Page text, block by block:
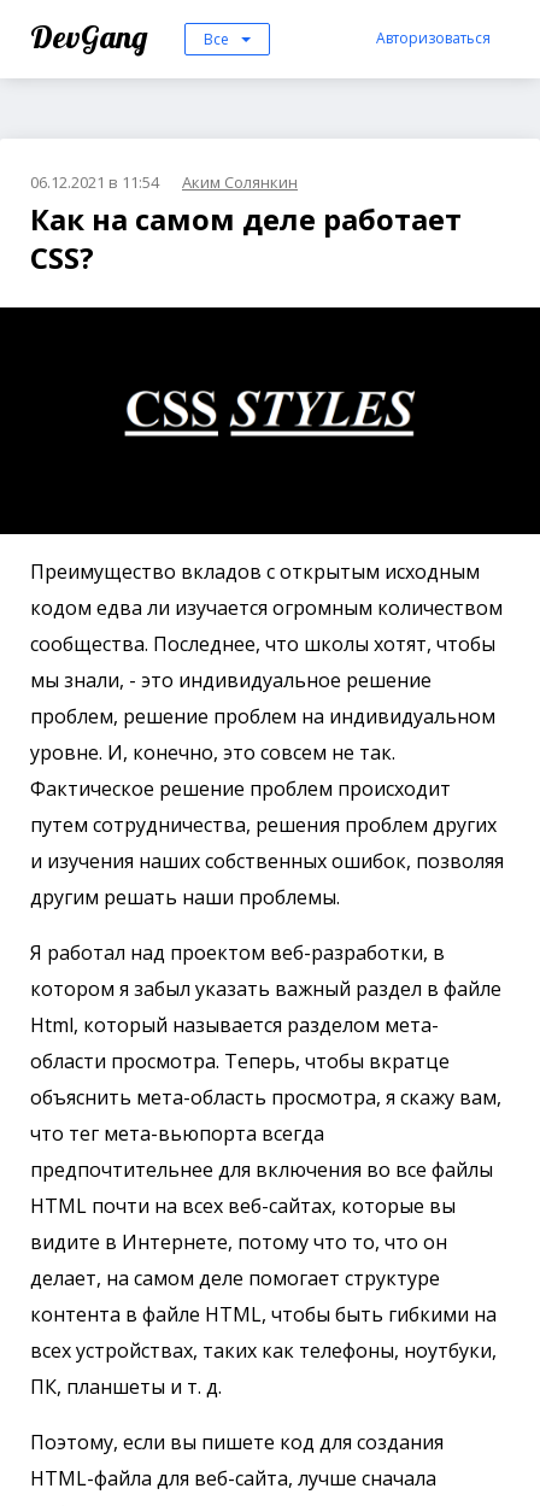
DevGang Все Авторизоваться
06.12.2021 в 11:54 Аким Солянкин
Как на самом деле работает
CSS?
Преимущество вкладов с открытым исходным
кодом едва ли изучается огромным количеством
сообщества. Последнее, что школы хотят, чтобы
мы знали, - это индивидуальное решение
проблем, решение проблем на индивидуальном
уровне. И, конечно, это совсем не так.
Фактическое решение проблем происходит
путем сотрудничества, решения проблем других
и изучения наших собственных ошибок, позволяя
другим решать наши проблемы.
Я работал над проектом веб-разработки, в
котором я забыл указать важный раздел в файле
Html, который называется разделом мета-
области просмотра. Теперь, чтобы вкратце
объяснить мета-область просмотра, я скажу вам,
что тег мета-вьюпорта всегда
предпочтительнее для включения во все файлы
HTML почти на всех веб-сайтах, которые вы
видите в Интернете, потому что то, что он
делает, на самом деле помогает структуре
контента в файле HTML, чтобы быть гибкими на
всех устройствах, таких как телефоны, ноутбуки,
ПК, планшеты и т. д.
Поэтому, если вы пишете код для создания
HTML-файла для веб-сайта, лучше сначала